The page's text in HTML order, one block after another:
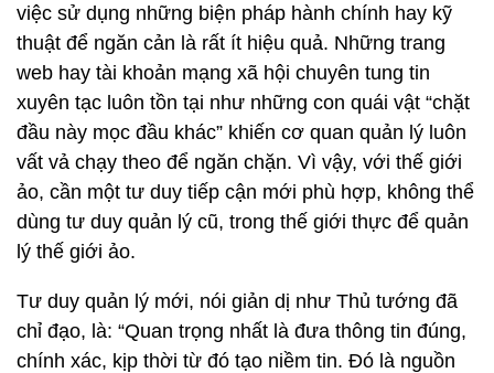
việc sử dụng những biện pháp hành chính hay kỹ
thuật để ngăn cản là rất ít hiệu quả. Những trang
web hay tài khoản mạng xã hội chuyên tung tin
xuyên tạc luôn tồn tại như những con quái vật “chặt
đầu này mọc đầu khác” khiến cơ quan quản lý luôn
vất vả chạy theo để ngăn chặn. Vì vậy, với thế giới
ảo, cần một tư duy tiếp cận mới phù hợp, không thể
dùng tư duy quản lý cũ, trong thế giới thực để quản
lý thế giới ảo.
Tư duy quản lý mới, nói giản dị như Thủ tướng đã
chỉ đạo, là: “Quan trọng nhất là đưa thông tin đúng,
chính xác, kịp thời từ đó tạo niềm tin. Đó là nguồn